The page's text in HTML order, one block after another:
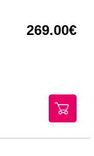
269.00